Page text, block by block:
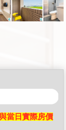
當日實際房價